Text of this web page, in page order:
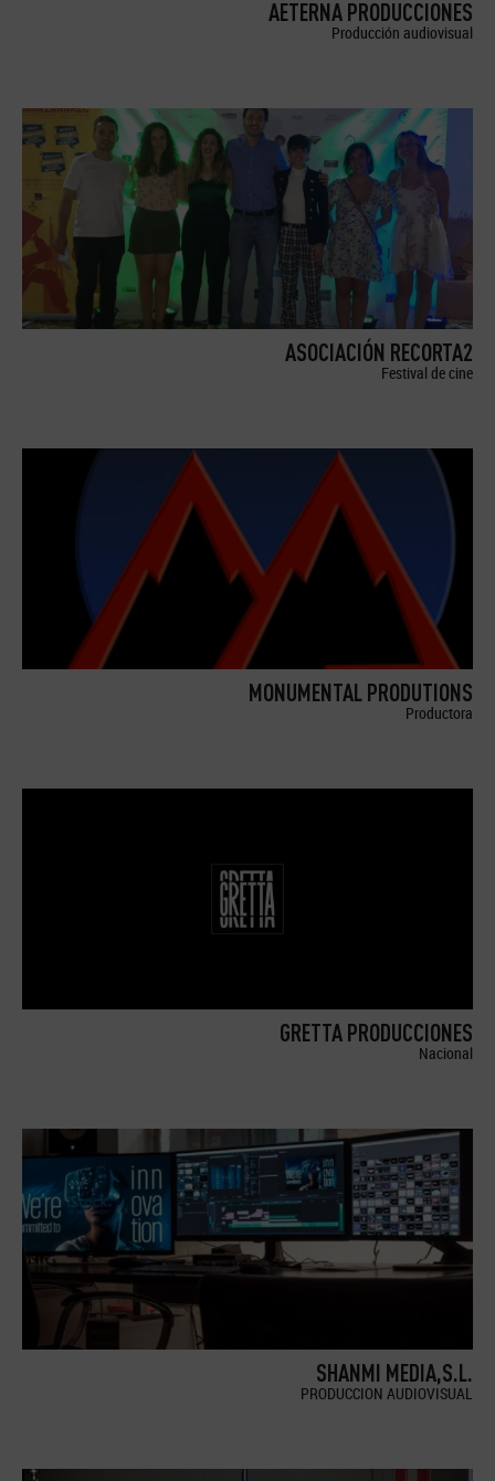
AETERNA PRODUCCIONES
Producción audiovisual
ASOCIACIÓN RECORTA2
Festival de cine
MONUMENTAL PRODUTIONS
Productora
GRETTA PRODUCCIONES
Nacional
SHANMI MEDIA,S.L.
PRODUCCION AUDIOVISUAL